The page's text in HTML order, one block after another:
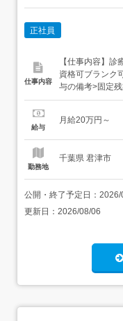
正社員
仕事内容
【仕事内容】
資格可ブランク
与の備考>固定
【求人番号】
JR内房線 君津
給与
月給20万円～
勤務地
千葉県 君津市
公開・終了予定日： 2026/
更新日： 2026/08/06